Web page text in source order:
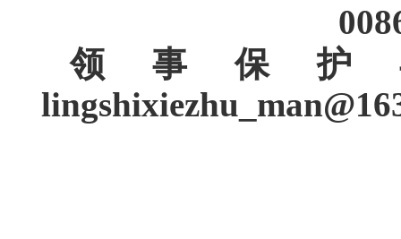
0086-10-
领事保护